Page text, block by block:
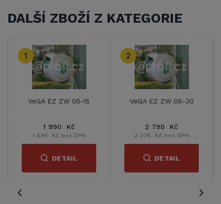
DALŠÍ ZBOŽÍ Z KATEGORIE
1
VeGA EZ ZW 05-15
1 990 Kč
1 645 Kč bez DPH
DETAIL
2
VeGA EZ ZW 05-30
2 790 Kč
2 306 Kč bez DPH
DETAIL